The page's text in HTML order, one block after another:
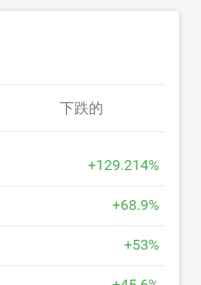
下跌的
+129.214%
+68.9%
+53%